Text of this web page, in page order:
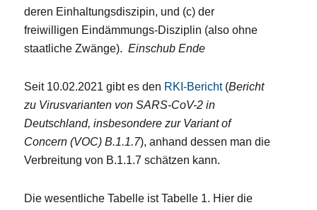
deren Einhaltungsdiszipin, und (c) der
freiwilligen Eindämmungs-Disziplin (also ohne
staatliche Zwänge).Einschub Ende
Seit 10.02.2021 gibt es den RKI-Bericht(Bericht
zu Virusvarianten von SARS-CoV-2 in
Deutschland, insbesondere zur Variant of
Concern (VOC) B.1.1.7), anhand dessen man die
Verbreitung von B.1.1.7 schätzen kann.
Die wesentliche Tabelle ist Tabelle 1. Hier die